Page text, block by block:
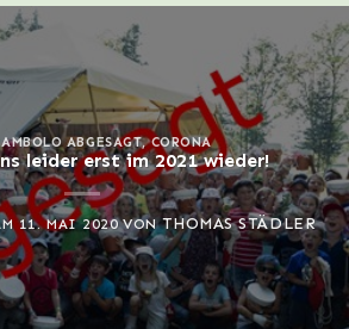
ABGESAGT,CORONA
leider erst im 2021 wieder!
11. MAI 2020 VONTHOMAS STÄDLER